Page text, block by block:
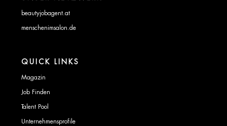
beautyjobagent.at
menschenimsalon.de
QUICK LINKS
Magazin
Job Finden
Talent Pool
Unternehmensprofile